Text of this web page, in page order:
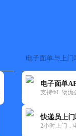
电子面单与上门
电子面单
支持60+物流
快递员上
2小时上门，